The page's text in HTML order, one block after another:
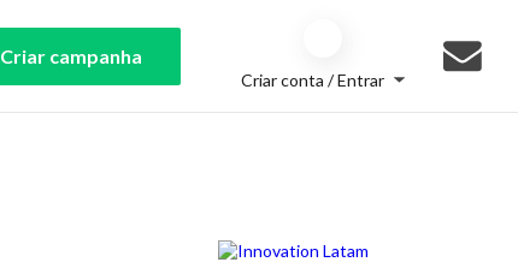
Criar campanha
Criar conta / Entrar